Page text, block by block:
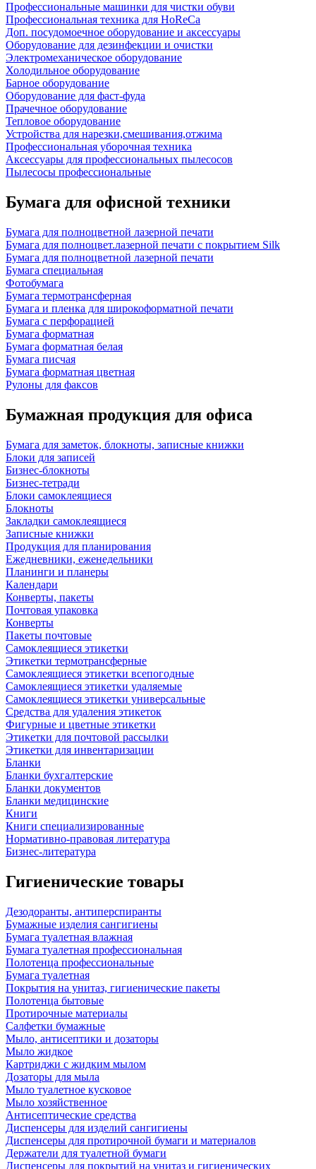
Профессиональные машинки для чистки обуви
Профессиональная техника для HoReCa
Доп. посудомоечное оборудование и аксессуары
Оборудование для дезинфекции и очистки
Электромеханическое оборудование
Холодильное оборудование
Барное оборудование
Оборудование для фаст-фуда
Прачечное оборудование
Тепловое оборудование
Устройства для нарезки,смешивания,отжима
Профессиональная уборочная техника
Аксессуары для профессиональных пылесосов
Пылесосы профессиональные
Бумага для офисной техники
Бумага для полноцветной лазерной печати
Бумага для полноцвет.лазерной печати с покрытием Silk
Бумага для полноцветной лазерной печати
Бумага специальная
Фотобумага
Бумага термотрансферная
Бумага и пленка для широкоформатной печати
Бумага с перфорацией
Бумага форматная
Бумага форматная белая
Бумага писчая
Бумага форматная цветная
Рулоны для факсов
Бумажная продукция для офиса
Бумага для заметок, блокноты, записные книжки
Блоки для записей
Бизнес-блокноты
Бизнес-тетради
Блоки самоклеящиеся
Блокноты
Закладки самоклеящиеся
Записные книжки
Продукция для планирования
Ежедневники, еженедельники
Планинги и планеры
Календари
Конверты, пакеты
Почтовая упаковка
Конверты
Пакеты почтовые
Самоклеящиеся этикетки
Этикетки термотрансферные
Самоклеящиеся этикетки всепогодные
Самоклеящиеся этикетки удаляемые
Самоклеящиеся этикетки универсальные
Средства для удаления этикеток
Фигурные и цветные этикетки
Этикетки для почтовой рассылки
Этикетки для инвентаризации
Бланки
Бланки бухгалтерские
Бланки документов
Бланки медицинские
Книги
Книги специализированные
Нормативно-правовая литература
Бизнес-литература
Гигиенические товары
Дезодоранты, антиперспиранты
Бумажные изделия сангигиены
Бумага туалетная влажная
Бумага туалетная профессиональная
Полотенца профессиональные
Бумага туалетная
Покрытия на унитаз, гигиенические пакеты
Полотенца бытовые
Протирочные материалы
Салфетки бумажные
Мыло, антисептики и дозаторы
Мыло жидкое
Картриджи с жидким мылом
Дозаторы для мыла
Мыло туалетное кусковое
Мыло хозяйственное
Антисептические средства
Диспенсеры для изделий сангигиены
Диспенсеры для протирочной бумаги и материалов
Держатели для туалетной бумаги
Диспенсеры для покрытий на унитаз и гигиенических